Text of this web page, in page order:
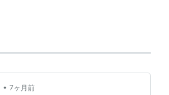
• 7ヶ月前